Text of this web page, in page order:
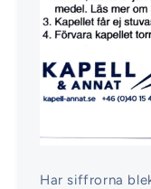
Har siffrorna